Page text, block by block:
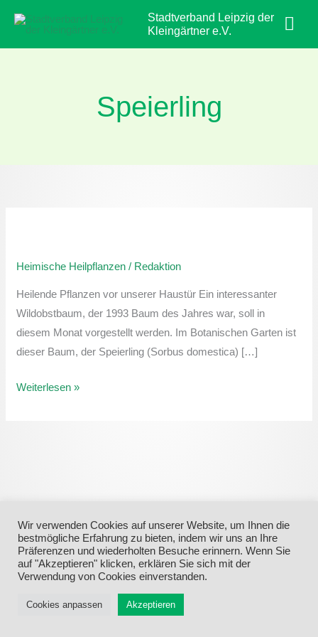
Inhalt
springen
Stadtverband Leipzig der
Kleingärtner e.V.
Speierling
Heimische Heilpflanzen / Redaktion
Heilende Pflanzen vor unserer Haustür Ein interessanter
Wildobstbaum, der 1993 Baum des Jahres war, soll in
diesem Monat vorgestellt werden. Im Botanischen Garten ist
dieser Baum, der Speierling (Sorbus domestica) […]
Speierling
Weiterlesen »
Menü
Wir verwenden Cookies auf unserer Website, um Ihnen die
bestmögliche Erfahrung zu bieten, indem wir uns an Ihre
Präferenzen und wiederholten Besuche erinnern. Wenn Sie
auf "Akzeptieren" klicken, erklären Sie sich mit der
Verwendung von Cookies einverstanden.
Cookies anpassen Akzeptieren